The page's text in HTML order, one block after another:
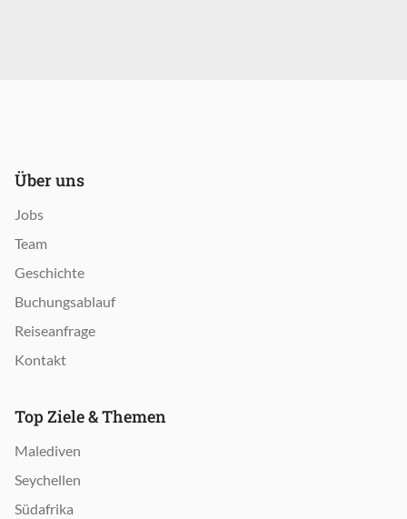
Über uns
Jobs
Team
Geschichte
Buchungsablauf
Reiseanfrage
Kontakt
Top Ziele & Themen
Malediven
Seychellen
Südafrika